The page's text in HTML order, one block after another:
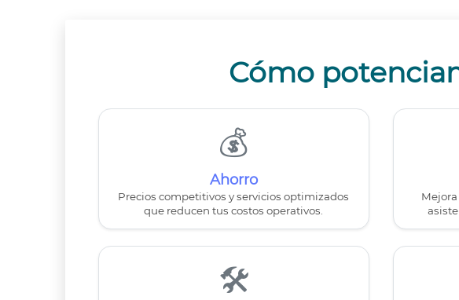
Cómo
💰
Ahorro
Precios competitivos y servicios optimizados
que reducen tus costos operativos.
🛠️️️